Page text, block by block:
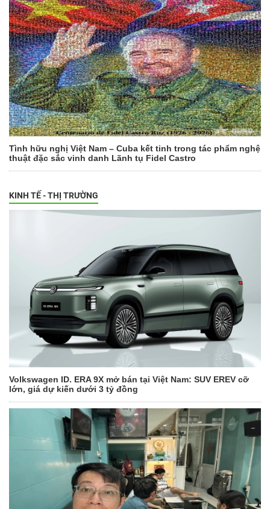
Tình hữu nghị Việt Nam – Cuba kết tinh trong tác phẩm nghệ
thuật đặc sắc vinh danh Lãnh tụ Fidel Castro
KINH TẾ - THỊ TRƯỜNG
Volkswagen ID. ERA 9X mở bán tại Việt Nam: SUV EREV cỡ
lớn, giá dự kiến dưới 3 tỷ đồng